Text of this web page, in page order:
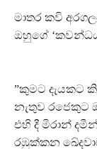
මාතර කවි
ඔහුගේ
”කුමට දැයකට
නැතුව රජෙකුට
එහි දී මිරාන්
රඹුක්කන